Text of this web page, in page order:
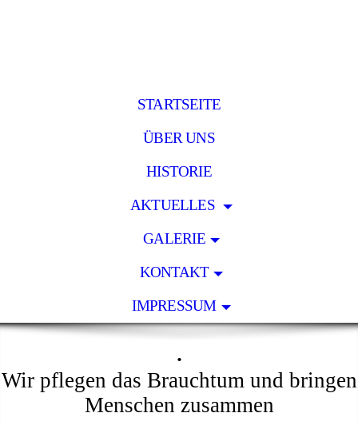
STARTSEITE
ÜBER UNS
HISTORIE
AKTUELLES
GALERIE
KONTAKT
IMPRESSUM
.
Wir pflegen das Brauchtum und bringen
Menschen zusammen